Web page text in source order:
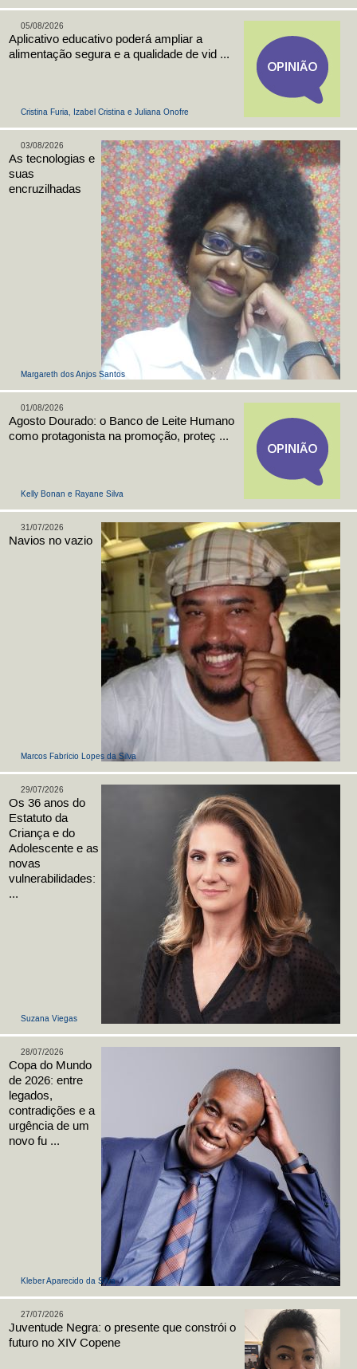
Cristina Furia, Izabel Cristina e Juliana Onofre
05/08/2026
Aplicativo educativo poderá ampliar a
alimentação segura e a qualidade de vid ...
Margareth dos Anjos Santos
03/08/2026
As tecnologias e
suas
encruzilhadas
Kelly Bonan e Rayane Silva
01/08/2026
Agosto Dourado: o Banco de Leite Humano
como protagonista na promoção, proteç ...
Marcos Fabrício Lopes da Silva
31/07/2026
Navios no vazio
Suzana Viegas
29/07/2026
Os 36 anos do
Estatuto da
Criança e do
Adolescente e as
novas
vulnerabilidades:
...
Kleber Aparecido da Silva
28/07/2026
Copa do Mundo
de 2026: entre
legados,
contradições e a
urgência de um
novo fu ...
27/07/2026
Juventude Negra: o presente que constrói o
futuro no XIV Copene